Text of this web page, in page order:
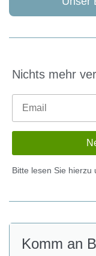
Nichts mehr
Bitte lesen Sie hierzu
Komm an